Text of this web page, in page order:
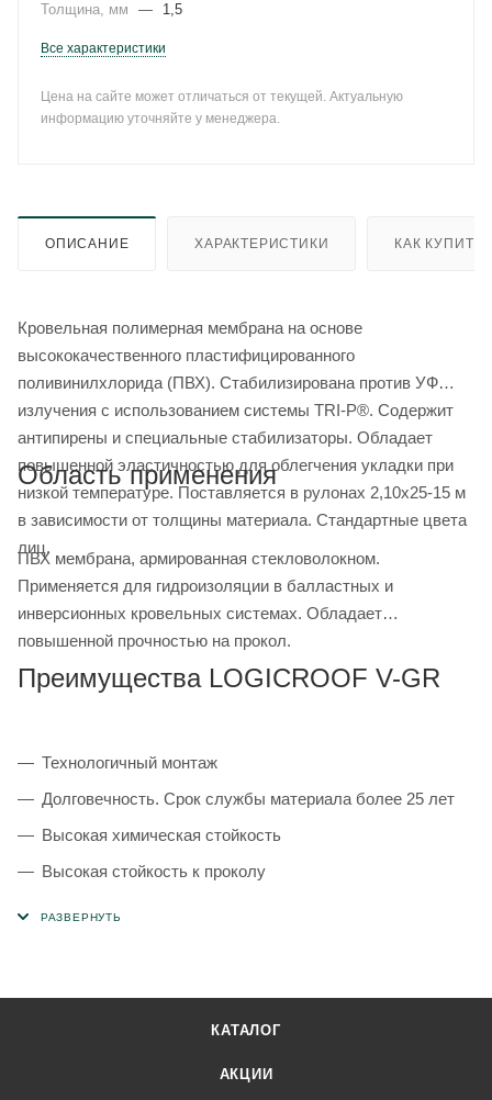
Толщина, мм
— 1,5
Все характеристики
Цена на сайте может отличаться от текущей. Актуальную
информацию уточняйте у менеджера.
ОПИСАНИЕ ХАРАКТЕРИСТИКИ КАК КУПИТЬ
Кровельная полимерная мембрана на основе
высококачественного пластифицированного
поливинилхлорида (ПВХ). Стабилизирована против УФ
излучения с использованием системы TRI-P®. Содержит
антипирены и специальные стабилизаторы. Обладает
повышенной эластичностью для облегчения укладки при
низкой температуре. Поставляется в рулонах 2,10х25-15 м
в зависимости от толщины материала. Стандартные цвета
лиц.
Область применения
ПВХ мембрана, армированная стекловолокном.
Применяется для гидроизоляции в балластных и
инверсионных кровельных системах. Обладает
повышенной прочностью на прокол.
Преимущества LOGICROOF V-GR
Технологичный монтаж
Долговечность. Срок службы материала более 25 лет
Высокая химическая стойкость
Высокая стойкость к проколу
КАТАЛОГ
АКЦИИ